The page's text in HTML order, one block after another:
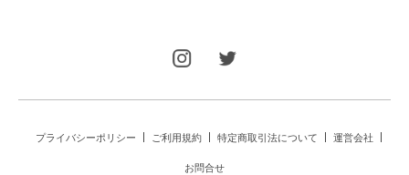
プライバシーポリシー ご利用規約 特定商取引法について 運営会社
お問合せ